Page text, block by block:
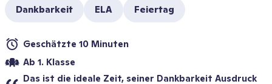
Dankbarkeit ELA Feiertag
Geschätzte 10 Minuten
Ab 1. Klasse
Das ist die ideale Zeit, seiner Dankbarkeit Ausdruck